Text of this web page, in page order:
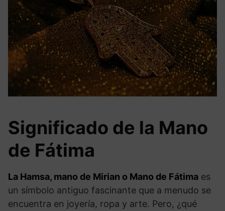
Significado de la Mano
de Fátima
La Hamsa, mano de Mirian o Mano de Fátima es
un símbolo antiguo fascinante que a menudo se
encuentra en joyería, ropa y arte. Pero, ¿qué